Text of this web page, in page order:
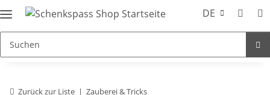
DE
Zurück zur Liste Zauberei & Tricks